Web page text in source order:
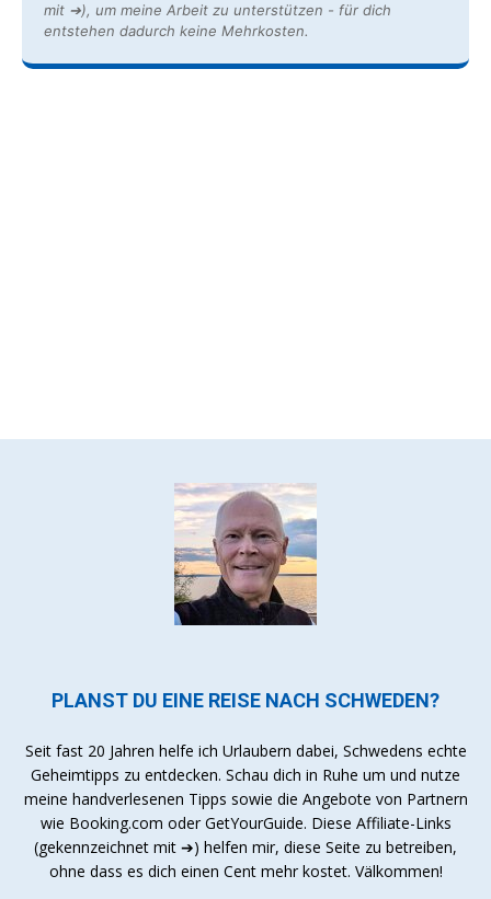
mit ➔), um meine Arbeit zu unterstützen - für dich
entstehen dadurch keine Mehrkosten.
PLANST DU EINE REISE NACH SCHWEDEN?
Seit fast 20 Jahren helfe ich Urlaubern dabei, Schwedens echte
Geheimtipps zu entdecken. Schau dich in Ruhe um und nutze
meine handverlesenen Tipps sowie die Angebote von Partnern
wie Booking.com oder GetYourGuide. Diese Affiliate-Links
(gekennzeichnet mit ➔) helfen mir, diese Seite zu betreiben,
ohne dass es dich einen Cent mehr kostet. Välkommen!